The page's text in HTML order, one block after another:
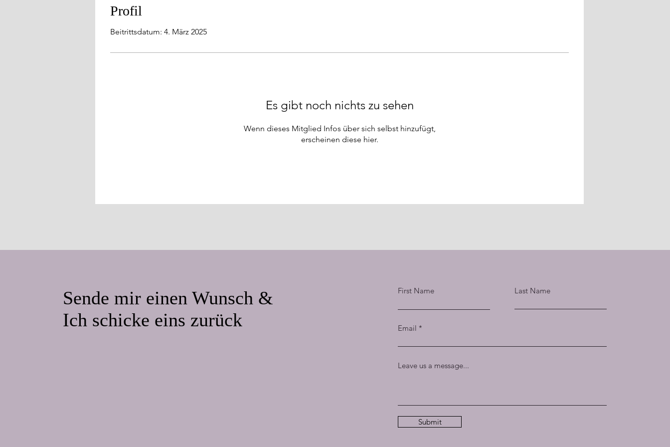
Profil
Beitrittsdatum: 4. März 2025
Es gibt noch nichts zu sehen
Wenn dieses Mitglied Infos über sich selbst hinzufügt,
erscheinen diese hier.
Sende mir einen Wunsch &
Ich schicke eins zurück
First Name Last Name
Email
Leave us a message...
Submit